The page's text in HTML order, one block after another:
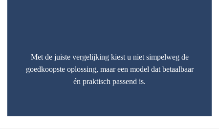
Met de juiste vergelijking kiest u niet simpelweg de
goedkoopste oplossing, maar een model dat betaalbaar
én praktisch passend is.